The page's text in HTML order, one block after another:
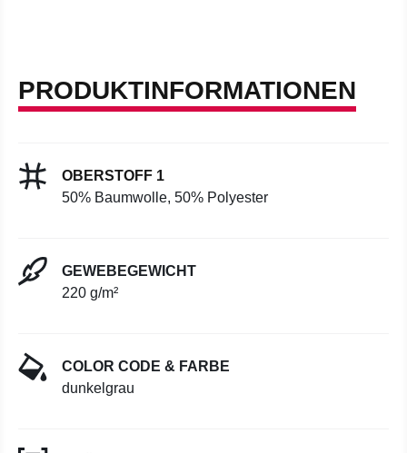
PRODUKTINFORMATIONEN
OBERSTOFF 1
50% Baumwolle, 50% Polyester
GEWEBEGEWICHT
220 g/m²
COLOR CODE & FARBE
dunkelgrau